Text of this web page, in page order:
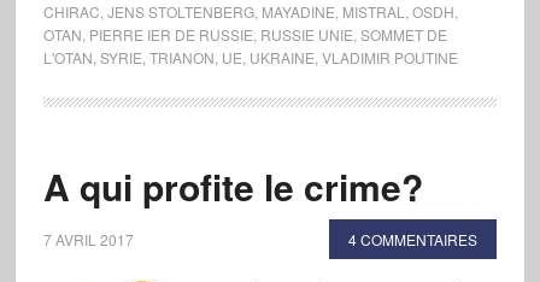
CHIRAC JENS STOLTENBERG, MAYADINE MISTRAL OSDH
OTAN PIERRE IER DE RUSSIE RUSSIE UNIE SOMMET DE
L'OTAN SYRIE TRIANON UE UKRAINE VLADIMIR POUTINE
A qui profite le crime?
7 AVRIL 2017 4 COMMENTAIRES